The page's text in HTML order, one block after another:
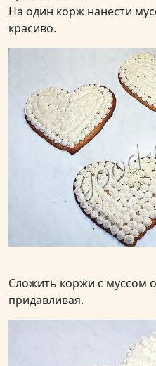
На один корж нанести
красиво.
Сложить коржи с муссом
придавливая.